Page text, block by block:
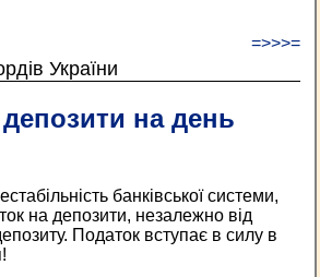
=>>>=
України
на день
банківської системи,
на депозити, незалежно від
Податок вступає в силу в